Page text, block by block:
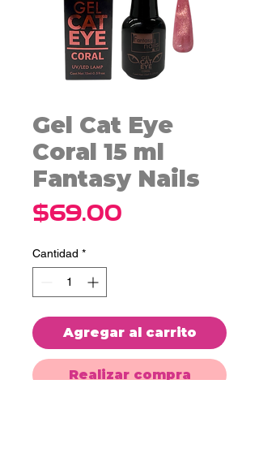
Gel Cat Eye
Coral 15 ml
Fantasy Nails
$69.00
Cantidad *
Agregar al carrito
Realizar compra